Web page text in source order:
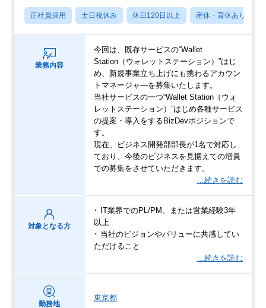
正社員採用 土日祝休み 休日120日以上 産休・育休あり
業務内容
今回は、既存サービスの“Wallet
Station（ウォレットステーション）”はじ
め、新規事業立ち上げにも携わるアカウン
トマネージャ―を募集いたします。
当社サービスの一つ“Wallet Station（ウォ
レットステーション）”はじめ各種サービス
の提案・導入をするBizDevポジションで
す。
現在、ビジネス開発部部長が1名で対応し
ており、今後のビジネスを見据えての増員
での募集をさせていただきます。
…続きを読む
対象となる方
･ IT業界でのPL/PM、または営業経験3年
以上
･ 当社のビジョンやバリューに共感してい
ただけること
…続きを読む
勤務地
東京都